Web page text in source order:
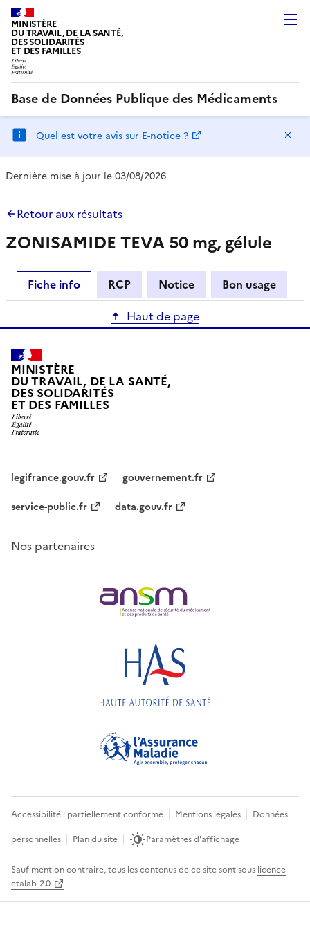
MINISTÈRE
DU TRAVAIL, DE LA SANTÉ,
DES SOLIDARITÉS
ET DES FAMILLES
Base de Données Publique des Médicaments
Quel est votre avis sur E-notice ?
Dernière mise à jour le 03/08/2026
Retour aux résultats
ZONISAMIDE TEVA 50 mg, gélule
Fiche info RCP Notice
Bon usage
Haut de page
MINISTÈRE
DU TRAVAIL, DE LA SANTÉ,
DES SOLIDARITÉS
ET DES FAMILLES
legifrance.gouv.fr
gouvernement.fr
service-public.fr
data.gouv.fr
Nos partenaires
Accessibilité : partiellement conforme Mentions légales
Données
personnelles
Plan du site Paramètres d'affichage
Sauf mention contraire, tous les contenus de ce site sont sous licence
etalab-2.0